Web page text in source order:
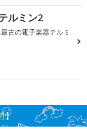
ルミン2
古の電子楽器テルミ
】